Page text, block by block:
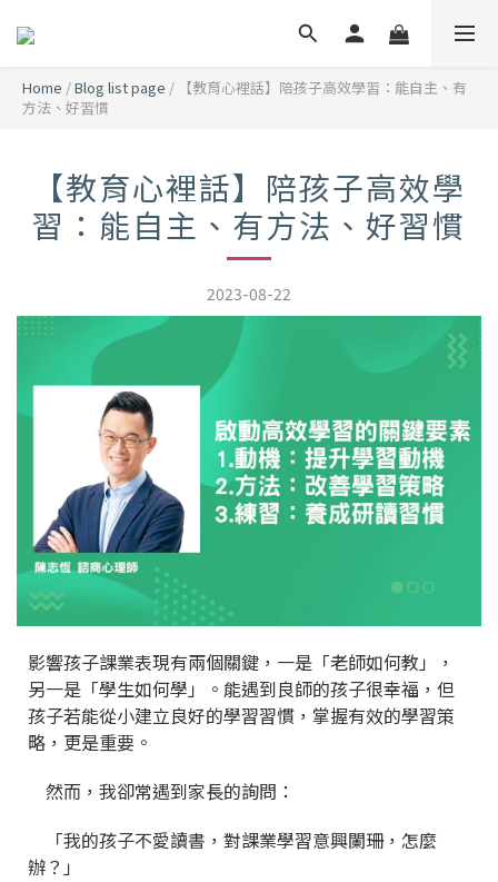
Home /Blog list page /
【教育心裡話】陪孩子高效學習：能自主、有
方法、好習慣
【教育心裡話】陪孩子高效學
習：能自主、有方法、好習慣
2023-08-22
影響孩子課業表現有兩個關鍵，一是「老師如何教」，
另一是「學生如何學」。能遇到良師的孩子很幸福，但
孩子若能從小建立良好的學習習慣，掌握有效的學習策
略，更是重要。
然而，我卻常遇到家長的詢問：
「我的孩子不愛讀書，對課業學習意興闌珊，怎麼
辦？」